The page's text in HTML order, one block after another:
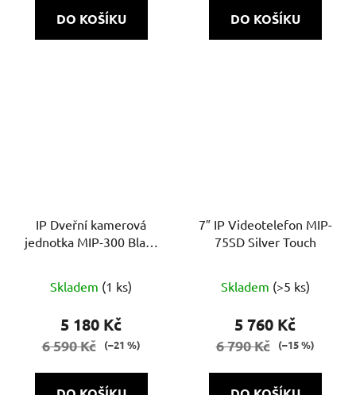
DO KOŠÍKU DO KOŠÍKU
IP Dveřní kamerová
jednotka MIP-300 Black
Skladem (1 ks)
5 180 Kč
6 590 Kč (–21 %)
7″ IP Videotelefon MIP-
75SD Silver Touch
Skladem (>5 ks)
5 760 Kč
6 790 Kč (–15 %)